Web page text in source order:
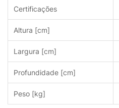
Certificações
Altura [cm]
Largura [cm]
Profundidade [cm]
Peso [kg]